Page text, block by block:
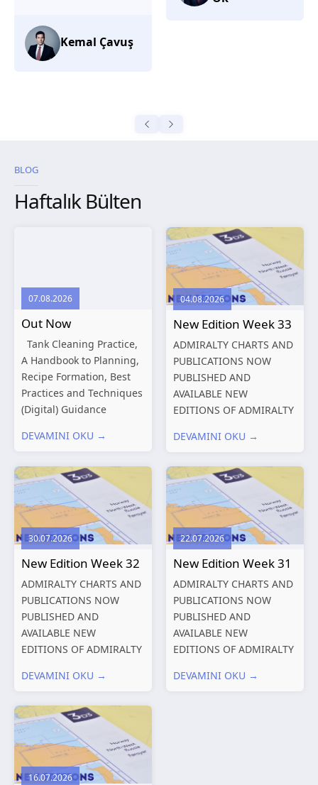
BLOG
Haftalık Bülten
07.08.2026
Out Now
Tank Cleaning Practice,
A Handbook to Planning,
Recipe Formation, Best
Practices and Techniques
(Digital) Guidance
Structures – Consolidated
Shipping and the
Environment – A Guide to
Environmental
Compliance...
DEVAMINI OKU →
04.08.2026
New Edition Week 33
ADMIRALTY CHARTS AND
PUBLICATIONS NOW
PUBLISHED AND
AVAILABLE NEW
EDITIONS OF ADMIRALTY
PUBLICATIONS New
Charts published 13
August 2026 Chart
Title, limits
and other remarks
319
International chart
DEVAMINI OKU →
30.07.2026
New Edition Week 32
ADMIRALTY CHARTS AND
PUBLICATIONS NOW
PUBLISHED AND
AVAILABLE NEW
EDITIONS OF ADMIRALTY
PUBLICATIONS New
Charts published 06
August 2026 Chart Title,
limits and other remarks
1602 China – Chang...
DEVAMINI OKU →
22.07.2026
New Edition Week 31
ADMIRALTY CHARTS AND
PUBLICATIONS NOW
PUBLISHED AND
AVAILABLE NEW
EDITIONS OF ADMIRALTY
PUBLICATIONS New
DEVAMINI OKU →
16.07.2026